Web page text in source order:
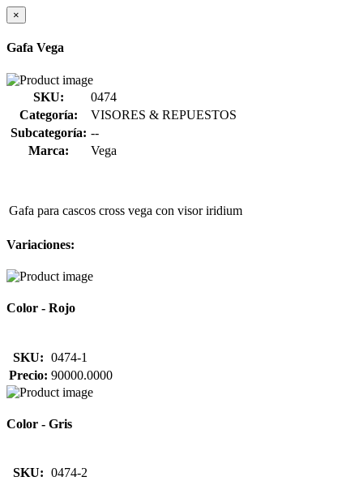
×
Gafa Vega
SKU:
0474
Categoría:
VISORES & REPUESTOS
Subcategoría: --
Marca:
Vega
Gafa para cascos cross vega con visor iridium
Variaciones:
Color - Rojo
SKU: 0474-1
Precio: 90000.0000
Color - Gris
SKU: 0474-2